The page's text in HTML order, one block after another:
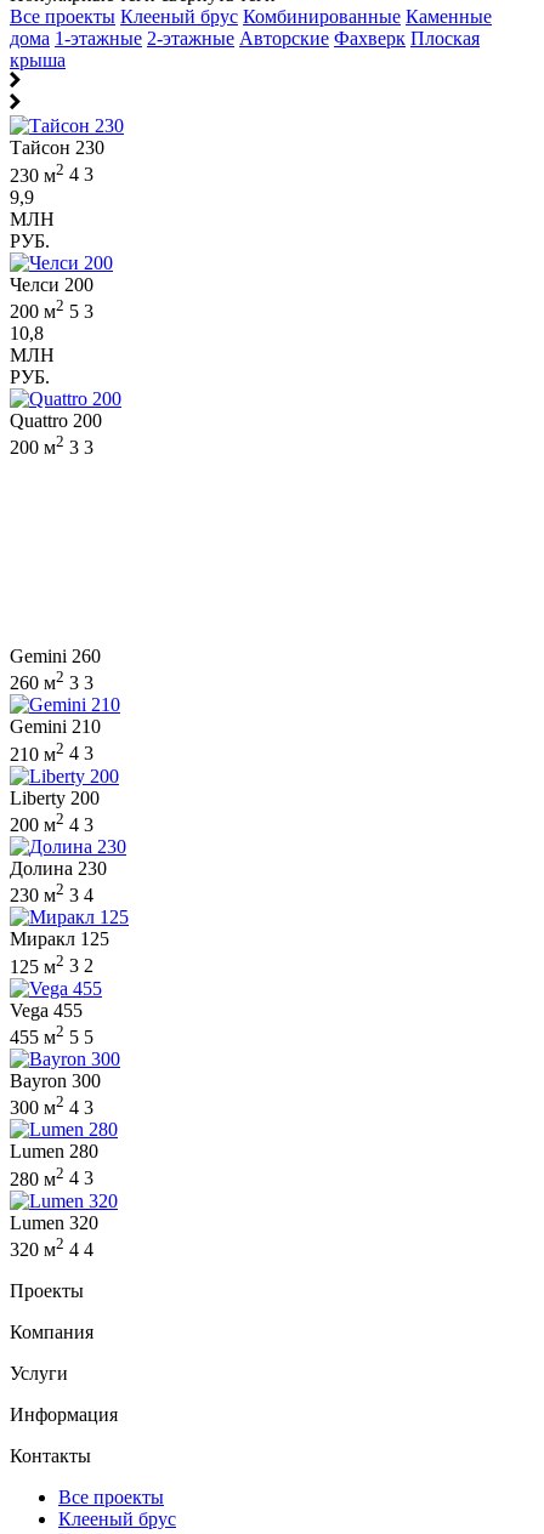
Все проекты Клееный брус Комбинированные Каменные
дома 1-этажные 2-этажные Авторские Фахверк Плоская
крыша
Тайсон 230
230 м2 4 3
9,9
МЛН
РУБ.
Челси 200
200 м2 5 3
10,8
МЛН
РУБ.
Quattro 200
200 м2 3 3
Gemini 260
260 м2 3 3
Gemini 210
210 м2 4 3
Liberty 200
200 м2 4 3
Долина 230
230 м2 3 4
Миракл 125
125 м2 3 2
Vega 455
455 м2 5 5
Bayron 300
300 м2 4 3
Lumen 280
280 м2 4 3
Lumen 320
320 м2 4 4
Проекты
Компания
Услуги
Информация
Контакты
Все проекты
Клееный брус